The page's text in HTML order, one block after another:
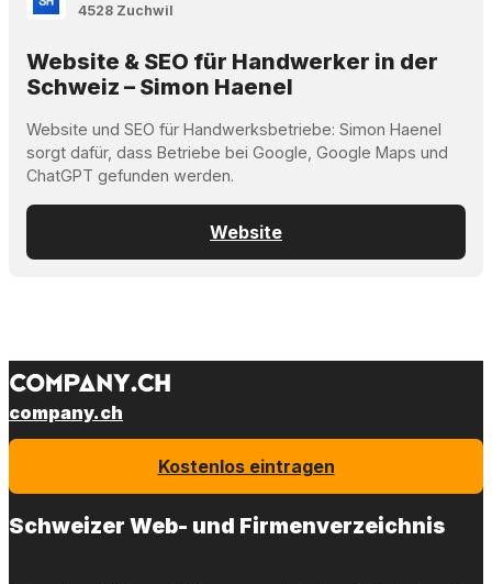
4528 Zuchwil
Website & SEO für Handwerker in der
Schweiz – Simon Haenel
Website und SEO für Handwerksbetriebe: Simon Haenel
sorgt dafür, dass Betriebe bei Google, Google Maps und
ChatGPT gefunden werden.
Website
company.ch
Kostenlos eintragen
Schweizer Web- und Firmenverzeichnis